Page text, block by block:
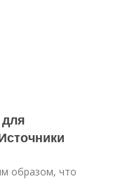
образом, что